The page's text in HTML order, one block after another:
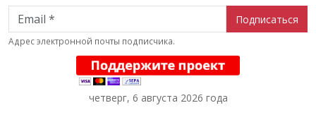
Email
Адрес электронной почты подписчика.
четверг, 6 августа 2026 года